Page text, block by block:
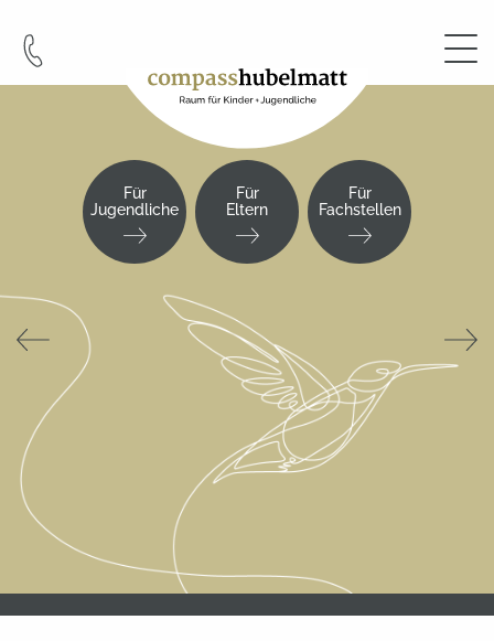
Für
Jugendliche
Für
Eltern
Für
Fachstellen